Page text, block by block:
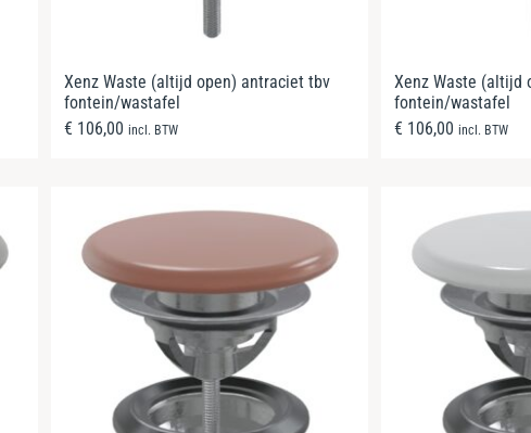
Xenz Waste (altijd open) antraciet tbv
fontein/wastafel
€ 106,00 incl. BTW
Xenz Waste (altijd
fontein/wastafel
€ 106,00 incl. BTW